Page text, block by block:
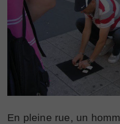
En pleine rue, un